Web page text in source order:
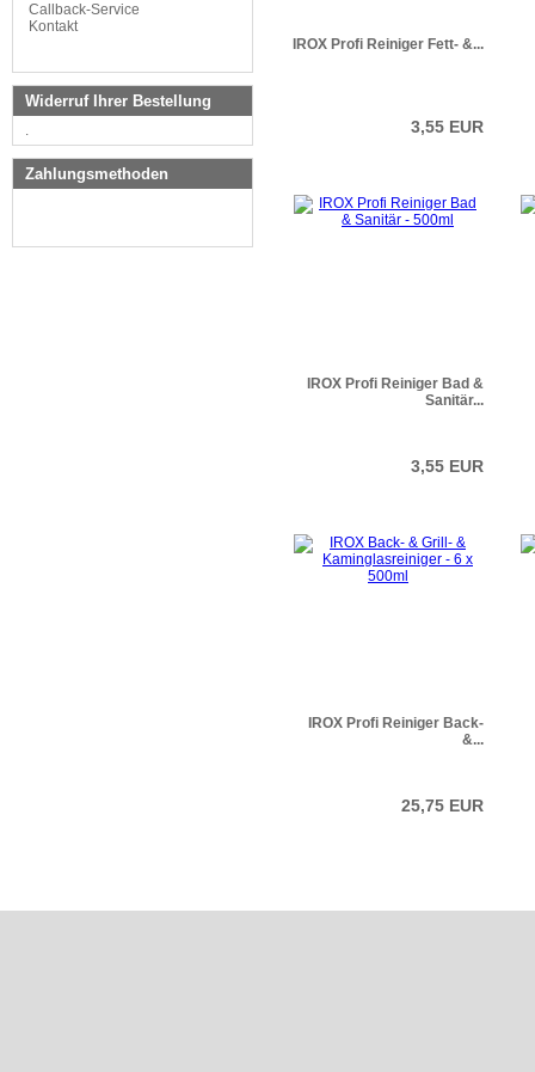
IROX Profi Reiniger Fett- &...
3,55 EUR
IROX Profi Reiniger Bad &
Sanitär...
3,55 EUR
IROX Profi Reiniger Back-
&...
25,75 EUR
Callback-Service
Kontakt
Widerruf Ihrer Bestellung
.
Zahlungsmethoden